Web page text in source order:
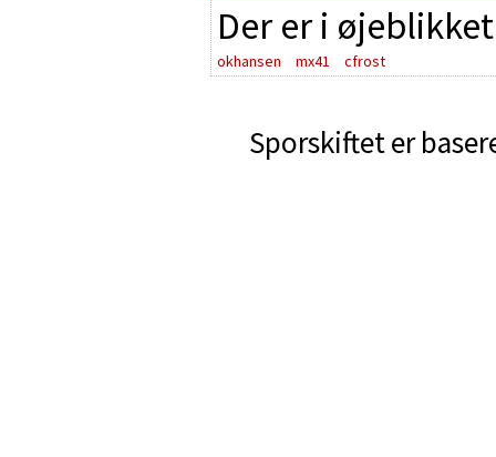
Der er i
okhansen mx41 cfrost
Sporskiftet er